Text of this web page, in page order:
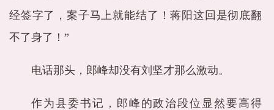
经签字了，案子马上就能结了！蒋阳这回是彻底翻
不了身了！”
电话那头，郎峰却没有刘坚才那么激动。
作为县委书记，郎峰的政治段位显然要高得